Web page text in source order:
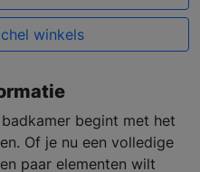
winkels
begint met het
Of je nu een volledige
paar elementen wilt